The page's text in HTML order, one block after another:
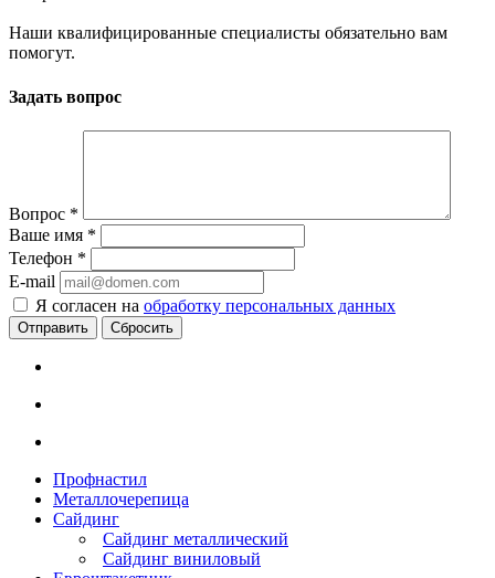
Наши квалифицированные специалисты обязательно вам
помогут.
Задать вопрос
Вопрос *
Ваше имя *
Телефон *
E-mail
Я согласен на обработку персональных данных
Сбросить
Профнастил
Металлочерепица
Сайдинг
Сайдинг металлический
Сайдинг виниловый